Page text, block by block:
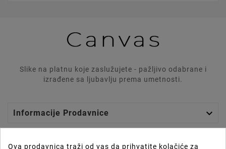
Slike na platnu koje zaslužujete - pažljivo odabrane i
izrađene sa ljubavlju prema umetnosti.
Informacije Prodavnice 
Ova prodavnica traži od vas da prihvatite kolačiće za